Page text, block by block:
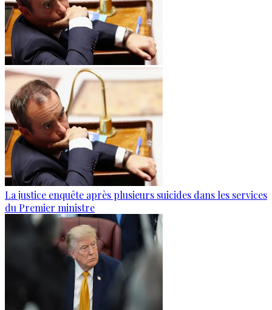
La justice enquête après plusieurs suicides dans les services
du Premier ministre